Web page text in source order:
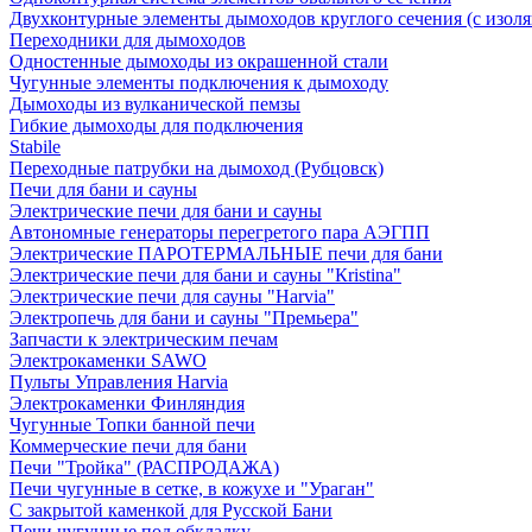
Двухконтурные элементы дымоходов круглого сечения (с
Переходники для дымоходов
Одностенные дымоходы из окрашенной стали
Чугунные элементы подключения к дымоходу
Дымоходы из вулканической пемзы
Гибкие дымоходы для подключения
Stabile
Переходные патрубки на дымоход (Рубцовск)
Печи для бани и сауны
Электрические печи для бани и сауны
Автономные генераторы перегретого пара АЭГПП
Электрические ПАРОТЕРМАЛЬНЫЕ печи для бани
Электрические печи для бани и сауны "Кristina"
Электрические печи для сауны "Harvia"
Электропечь для бани и сауны "Премьера"
Запчасти к электрическим печам
Электрокаменки SAWO
Пульты Управления Harvia
Электрокаменки Финляндия
Чугунные Топки банной печи
Коммерческие печи для бани
Печи "Тройка" (РАСПРОДАЖА)
Печи чугунные в сетке, в кожухе и "Ураган"
С закрытой каменкой для Русской Бани